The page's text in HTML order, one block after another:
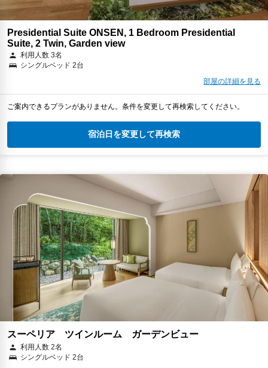
Presidential Suite ONSEN, 1 Bedroom Presidential
Suite, 2 Twin, Garden view
利用人数 3名
シングルベッド 2台
部屋の詳細を見る
ご案内できるプランがありません。条件を変更して再検索してください。
宿泊日を変更して再検索
スーペリア ツインルーム ガーデンビュー
利用人数 2名
シングルベッド 2台